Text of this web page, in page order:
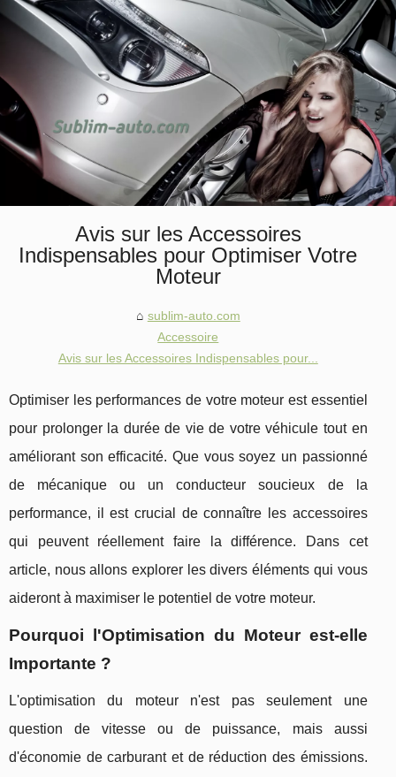
Avis sur les Accessoires
Indispensables pour Optimiser Votre
Moteur
sublim-auto.com
Accessoire
Avis sur les Accessoires Indispensables pour...
Optimiser les performances de votre moteur est essentiel
pour prolonger la durée de vie de votre véhicule tout en
améliorant son efficacité. Que vous soyez un passionné
de mécanique ou un conducteur soucieux de la
performance, il est crucial de connaître les accessoires
qui peuvent réellement faire la différence. Dans cet
article, nous allons explorer les divers éléments qui vous
aideront à maximiser le potentiel de votre moteur.
Pourquoi l'Optimisation du Moteur est-elle
Importante ?
L'optimisation du moteur n'est pas seulement une
question de vitesse ou de puissance, mais aussi
d'économie de carburant et de réduction des émissions.